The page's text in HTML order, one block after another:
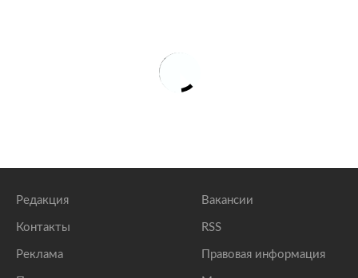
Редакция
Контакты
Реклама
Вакансии
RSS
Правовая информация